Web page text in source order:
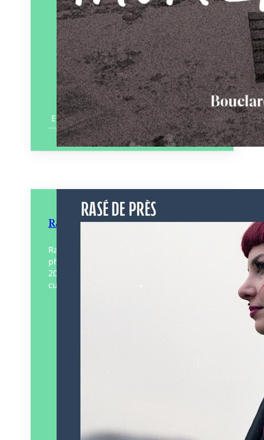
En savoir plus
Rasé de près
Rasé de près regroupe une collection de
photographies argentiques initiée en
2007 et consacrée aux adeptes de la
culture skinhead non raciste en France.